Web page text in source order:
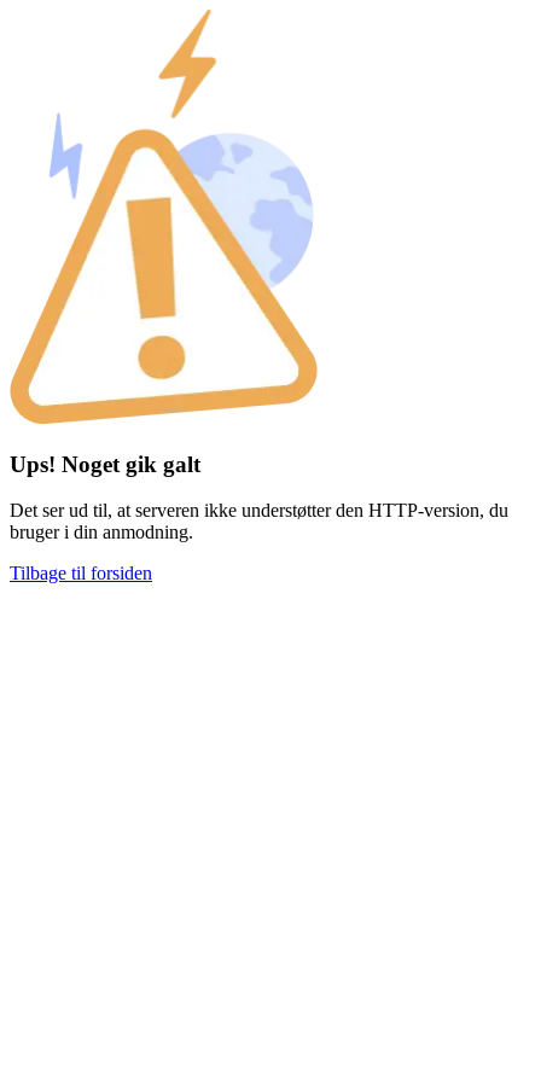
Ups! Noget gik galt
Det ser ud til, at serveren ikke understøtter den HTTP-version, du
bruger i din anmodning.
Tilbage til forsiden